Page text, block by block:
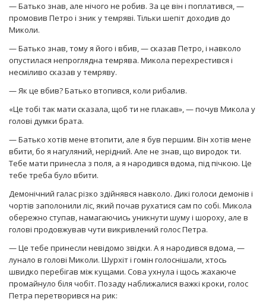
— Батько знав, але нічого не робив. За це він і поплатився, —
промовив Петро і зник у темряві. Тільки шепіт доходив до
Миколи.
— Батько знав, тому я його і вбив, — сказав Петро, і навколо
опустилася непроглядна темрява. Микола перехрестився і
несміливо сказав у темряву.
— Як це вбив? Батько втопився, коли рибалив.
«Це тобі так мати сказала, щоб ти не плакав», — почув Микола у
голові думки брата.
— Батько хотів мене втопити, але я був першим. Він хотів мене
вбити, бо я нагуляний, нерідний. Але не знав, що виродок ти.
Тебе мати принесла з поля, а я народився вдома, під пічкою. Це
тебе треба було вбити.
Демонічний галас різко здійнявся навколо. Дикі голоси демонів і
чортів заполонили ліс, який почав рухатися сам по собі. Микола
обережно ступав, намагаючись уникнути шуму і шороху, але в
голові продовжував чути викривлений голос Петра.
— Це тебе принесли невідомо звідки. А я народився вдома, —
лунало в голові Миколи. Шурхіт і гомін голоснішали, хтось
швидко перебігав між кущами. Сова ухнула і щось жахаюче
промайнуло біля чобіт. Позаду наближалися важкі кроки, голос
Петра перетворився на рик: